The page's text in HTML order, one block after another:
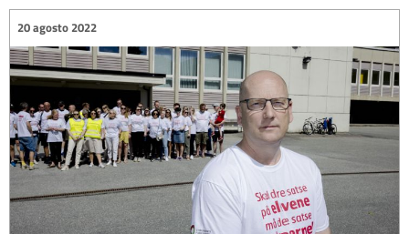
20 agosto 2022